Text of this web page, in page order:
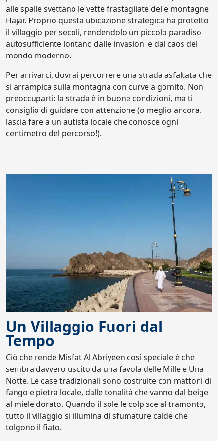
alle spalle svettano le vette frastagliate delle montagne
Hajar. Proprio questa ubicazione strategica ha protetto
il villaggio per secoli, rendendolo un piccolo paradiso
autosufficiente lontano dalle invasioni e dal caos del
mondo moderno.
Per arrivarci, dovrai percorrere una strada asfaltata che
si arrampica sulla montagna con curve a gomito. Non
preoccuparti: la strada è in buone condizioni, ma ti
consiglio di guidare con attenzione (o meglio ancora,
lascia fare a un autista locale che conosce ogni
centimetro del percorso!).
Un Villaggio Fuori dal
Tempo
Ciò che rende Misfat Al Abriyeen così speciale è che
sembra davvero uscito da una favola delle Mille e Una
Notte. Le case tradizionali sono costruite con mattoni di
fango e pietra locale, dalle tonalità che vanno dal beige
al miele dorato. Quando il sole le colpisce al tramonto,
tutto il villaggio si illumina di sfumature calde che
tolgono il fiato.